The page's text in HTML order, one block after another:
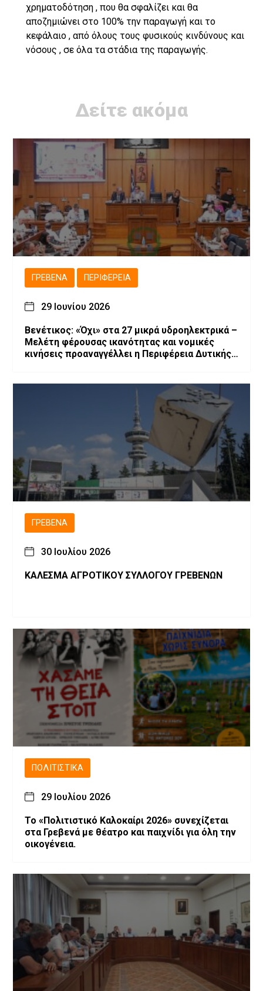
χρηματοδότηση , που θα σφαλίζει και θα
αποζημιώνει στο 100% την παραγωγή και το
κεφάλαιο , από όλους τους φυσικούς κινδύνους και
νόσους , σε όλα τα στάδια της παραγωγής.
Δείτε ακόμα
ΓΡΕΒΕΝΆ ΠΕΡΙΦΈΡΕΙΑ
29 Ιουνίου 2026
Βενέτικος: «Όχι» στα 27 μικρά υδροηλεκτρικά –
Μελέτη φέρουσας ικανότητας και νομικές
κινήσεις προαναγγέλλει η Περιφέρεια Δυτικής
ΓΡΕΒΕΝΆ
30 Ιουλίου 2026
ΚΑΛΕΣΜΑ ΑΓΡΟΤΙΚΟΥ ΣΥΛΛΟΓΟΥ ΓΡΕΒΕΝΩΝ
ΠΟΛΙΤΙΣΤΙΚΆ
29 Ιουλίου 2026
Το «Πολιτιστικό Καλοκαίρι 2026» συνεχίζεται
στα Γρεβενά με θέατρο και παιχνίδι για όλη την
οικογένεια.